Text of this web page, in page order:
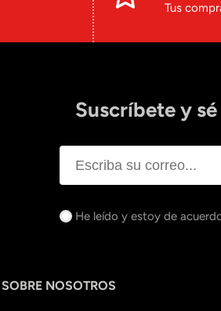
Tus
Suscríbete y
He leído y estoy de
SOBRE NOSOTROS